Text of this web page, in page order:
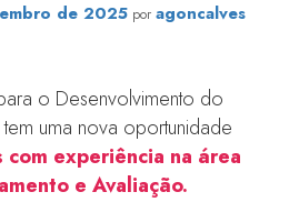
de 2025 por agoncalves
o Desenvolvimento do
tem uma nova oportunidade
experiência na área
e Avaliação.